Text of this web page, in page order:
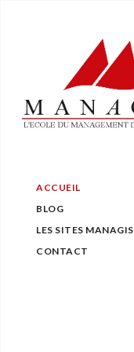
ACCUEIL
BLOG
LES SITES MANAGIS
CONTACT